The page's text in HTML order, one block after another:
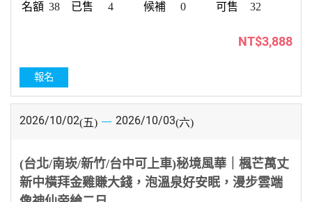
38 4 0 32
NT$3,888
報名
2026/10/02(五) 2026/10/03(六)
(台北/南崁/新竹/台中可上車)秘境風華｜楓芒萬丈
新中橫拜金雞賺大錢，泡溫泉好安眠，漫步雲端